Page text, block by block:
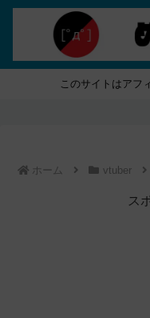
このサイトはアフ
ホーム vtuber
ス